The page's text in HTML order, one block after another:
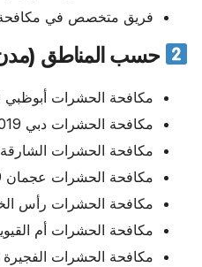
فريق متخصص في مكافحة
حسب المناطق (مدن
مكافحة الحشرات أبوظبي 0556115019
مكافحة الحشرات دبي 0556115019
مكافحة الحشرات الشارقة 0556115019
مكافحة الحشرات عجمان 0556115019
مكافحة الحشرات رأس الخيمة
مكافحة الحشرات أم القيوين
مكافحة الحشرات الفجيرة 0556115019